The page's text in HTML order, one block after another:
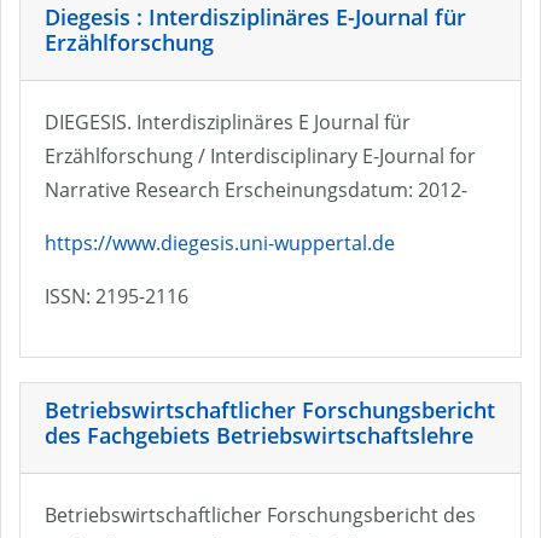
Diegesis : Interdisziplinäres E-Journal für
Erzählforschung
DIEGESIS. Interdisziplinäres E Journal für
Erzählforschung / Interdisciplinary E-Journal for
Narrative Research Erscheinungsdatum: 2012-
https://www.diegesis.uni-wuppertal.de
ISSN: 2195-2116
Betriebswirtschaftlicher Forschungsbericht
des Fachgebiets Betriebswirtschaftslehre
Betriebswirtschaftlicher Forschungsbericht des